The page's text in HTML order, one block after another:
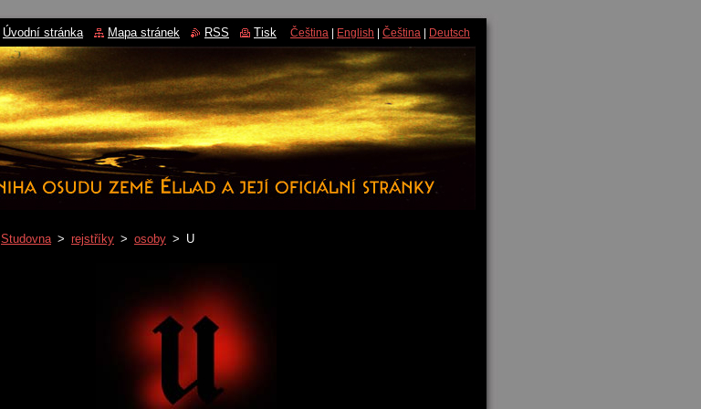
Studovna > rejstříky > osoby > U
Úvodní stránka Mapa stránek RSS Tisk Čeština English Čeština Deutsch